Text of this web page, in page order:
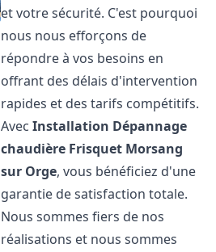
et votre sécurité. C'est pourquoi
nous nous efforçons de
répondre à vos besoins en
offrant des délais d'intervention
rapides et des tarifs compétitifs.
AvecInstallation Dépannage
chaudière Frisquet Morsang
sur Orge, vous bénéficiez d'une
garantie de satisfaction totale.
Nous sommes fiers de nos
réalisations et nous sommes